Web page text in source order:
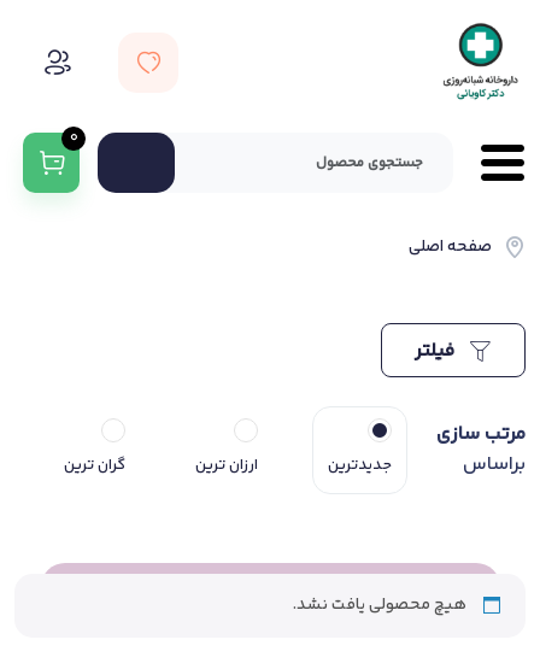
0
صفحه اصلی
مرتب سازی
براساس
جدیدترین ارزان ترین گران ترین
هیچ محصولی یافت نشد.